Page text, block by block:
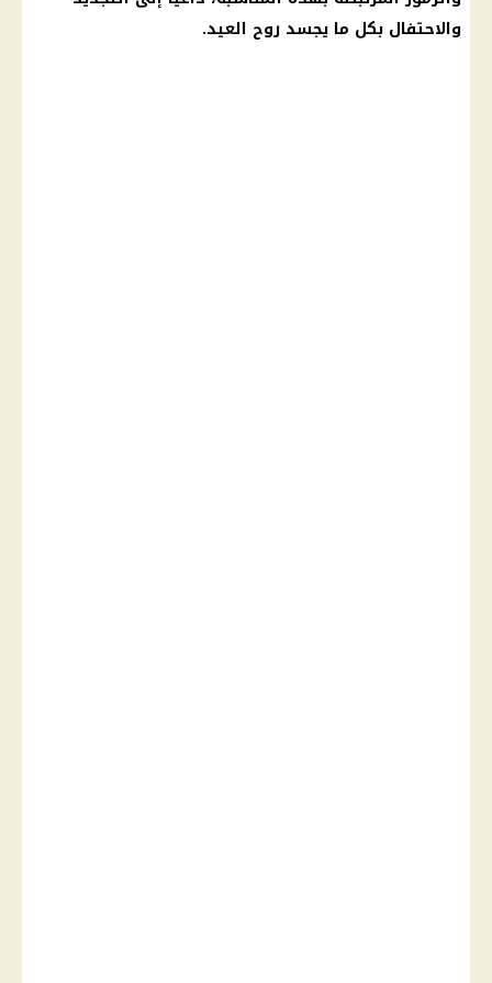
والاحتفال بكل ما يجسد روح العيد.